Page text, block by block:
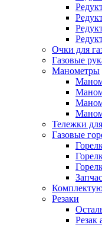
Очки для
Газовые
Манометры
Тележки
Газовые
Резаки
Резак